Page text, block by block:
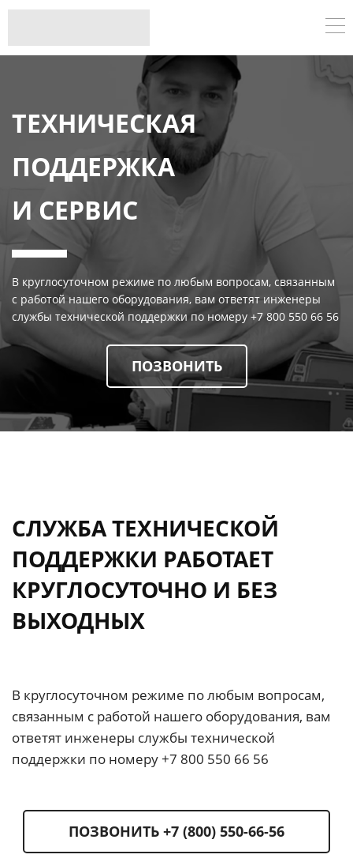
ТЕХНИЧЕСКАЯ
ПОДДЕРЖКА
И СЕРВИС
В круглосуточном режиме по любым вопросам, связанным
с работой нашего оборудования, вам ответят инженеры
службы технической поддержки по номеру +7 800 550 66 56
ПОЗВОНИТЬ
СЛУЖБА ТЕХНИЧЕСКОЙ
ПОДДЕРЖКИ РАБОТАЕТ
КРУГЛОСУТОЧНО И БЕЗ
ВЫХОДНЫХ
В круглосуточном режиме по любым вопросам,
связанным с работой нашего оборудования, вам
ответят инженеры службы технической
поддержки по номеру +7 800 550 66 56
ПОЗВОНИТЬ +7 (800) 550-66-56